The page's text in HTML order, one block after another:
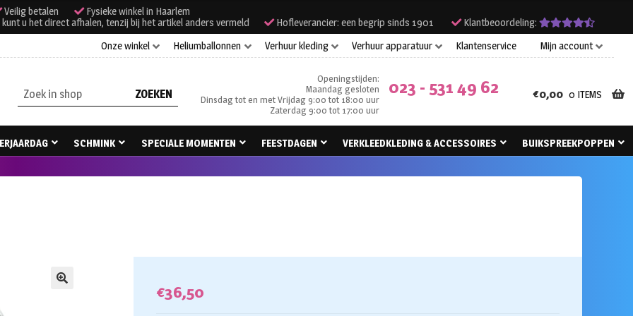
Veilig betalen
Fysieke winkel in Haarlem
u het direct afhalen, tenzij bij het artikel anders vermeld
Hofleverancier: een begrip sinds 1901
Klantbeoordeling:
Onze winkel
Heliumballonnen Verhuur kleding Verhuur apparatuur Klantenservice Mijn account
Zoeken
naar:
Openingstijden:
Maandag gesloten
Dinsdag tot en met Vrijdag 9:00 tot 18:00 uur
Zaterdag 9:00 tot 17:00 uur
023 - 531 49 62 €0,00 0 ITEMS
SCHMINK SPECIALE MOMENTEN FEESTDAGEN VERKLEEDKLEDING & ACCESSOIRES
BUIKSPREEKPOPPEN
€36,50